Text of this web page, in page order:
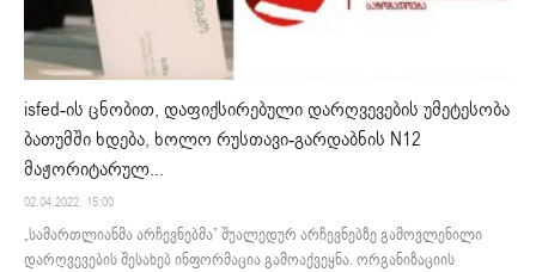
isfed-ის ცნობით, დაფიქსირებული დარღვევების უმეტესობა
ბათუმში ხდება, ხოლო რუსთავი-გარდაბნის N12
მაჟორიტარულ...
02.04.2022. 15:00
„სამართლიანმა არჩევნებმა” შუალედურ არჩევნებზე გამოვლენილი
დარღვევების შესახებ ინფორმაცია გამოაქვეყნა. ორგანიზაციის